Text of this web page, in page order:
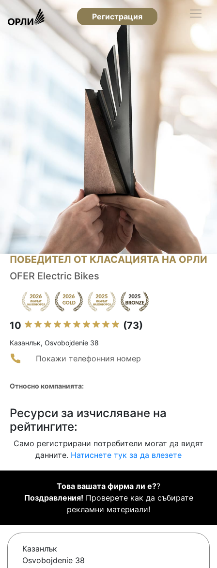
Регистрация
ПОБЕДИТЕЛ ОТ КЛАСАЦИЯТА НА ОРЛИ
OFER Electric Bikes
10 (73)
Казанлък, Osvobojdenie 38
Покажи телефонния номер
Относно компанията:
Ресурси за изчисляване на
рейтингите:
Само регистрирани потребители могат да видят
данните. Натиснете тук за да влезете
Това вашата фирма ли е??
Поздравления! Проверете как да събирате
рекламни материали!
Казанлък
Osvobojdenie 38